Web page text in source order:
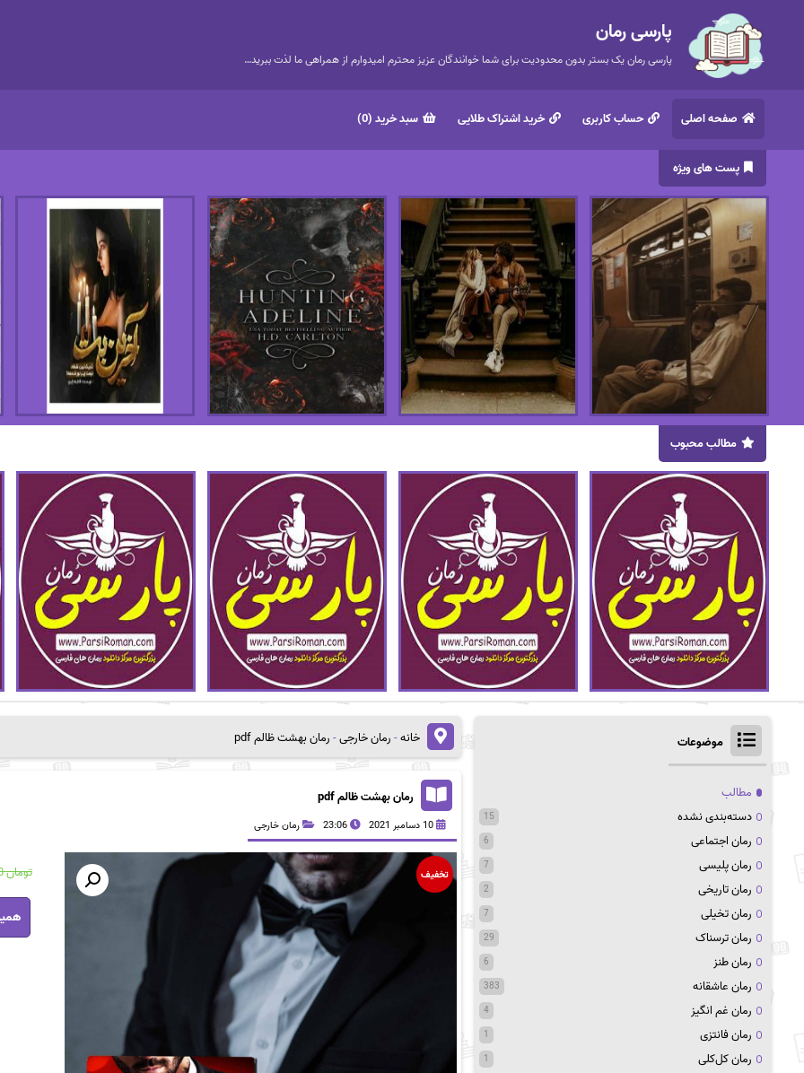
پارسی رمان
پارسی رمان یک بستر بدون محدودیت برای شما خوانندگان عزیز محترم امیدوارم از همراهی ما لذت ببرید…
صفحه اصلی حساب کاربری خرید اشتراک طلایی سبد خرید (0)
پست های ویژه
مطالب محبوب
خانه-رمان خارجی-رمان بهشت ظالم pdf
رمان بهشت ظالم pdf
10 دسامبر 2021 23:06 رمان خارجی
تخفیف تومان43,800
رمان
بهشت
ظالم
موضوعات
مطالب
دسته‌بندی نشده
15
رمان اجتماعی 6
رمان پلیسی 7
رمان تاریخی 2
رمان تخیلی 7
رمان ترسناک 29
رمان طنز 6
رمان عاشقانه 383
رمان غم انگیز 4
رمان فانتزی 1
رمان کل‌کلی 1